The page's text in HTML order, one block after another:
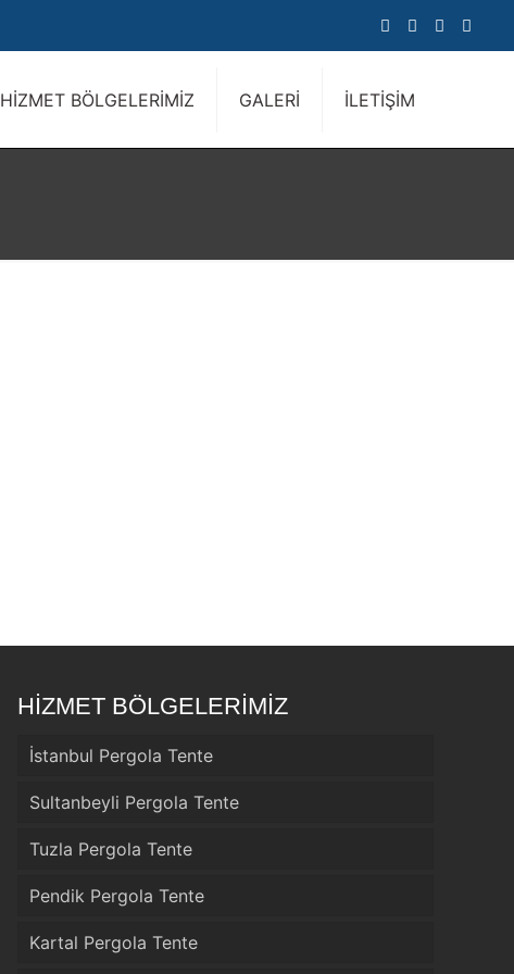
HİZMET BÖLGELERİMİZ GALERİ İLETİŞİM
HİZMET BÖLGELERİMİZ
İstanbul Pergola Tente
Sultanbeyli Pergola Tente
Tuzla Pergola Tente
Pendik Pergola Tente
Kartal Pergola Tente